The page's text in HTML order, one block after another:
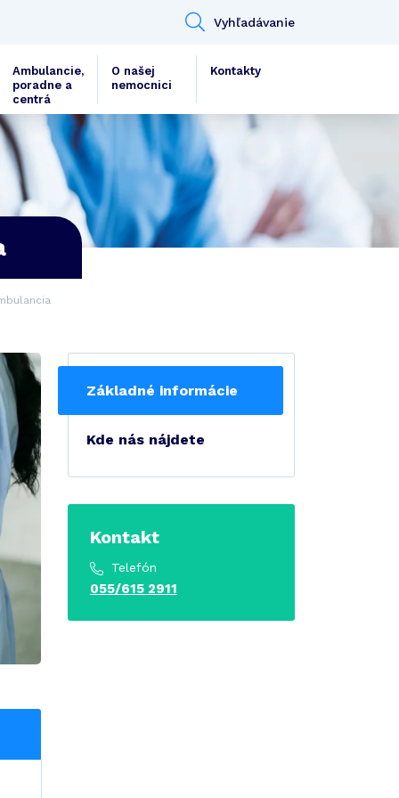
Vyhľadávanie
Ambulancie,
poradne a
centrá
O našej
nemocnici
Kontakty
Základné informácie
Kde nás nájdete
Kontakt
Telefón
055/615 2911